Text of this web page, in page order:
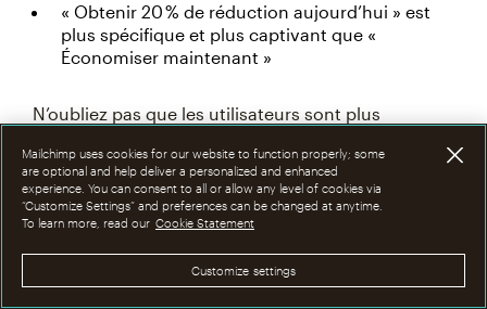
« Obtenir 20 % de réduction aujourd’hui » est
plus spécifique et plus captivant que «
Économiser maintenant »
N’oubliez pas que les utilisateurs sont plus
exactement ce qui va se passer ensuite. Soyez
précis, concentrez-vous sur les avantages et restez
orienté vers l’action. Réfléchissez à ce qui pourrait
Une bonne règle de base : si le texte de votre
Mailchimp uses cookies for our website to function properly; some
are optional and help deliver a personalized and enhanced
experience. You can consent to all or allow any level of cookies via
“Customize Settings” and preferences can be changed at anytime.
To learn more, read our Cookie Statement
Customize settings